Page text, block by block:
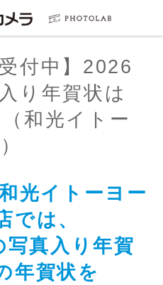
付中】2026
り年賀状は
和光イトー
光イトーヨー
では、
真入り年賀
年賀状を